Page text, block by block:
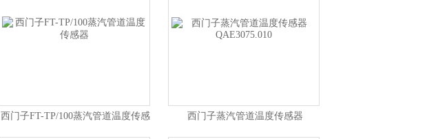
西门子FT-TP/100蒸汽管道温度传感
器
西门子蒸汽管道温度传感器
QAE3075.010